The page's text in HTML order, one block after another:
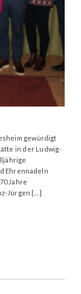
gewürdigt
in der Ludwig-
Ehrennadeln
Jahre
Jürgen […]